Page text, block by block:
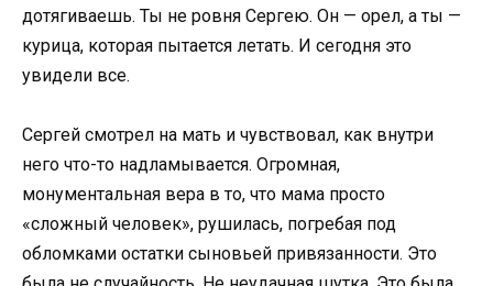
дотягиваешь. Ты не ровня Сергею. Он — орел, а ты —
курица, которая пытается летать. И сегодня это
увидели все.
Сергей смотрел на мать и чувствовал, как внутри
него что-то надламывается. Огромная,
монументальная вера в то, что мама просто
«сложный человек», рушилась, погребая под
обломками остатки сыновьей привязанности. Это